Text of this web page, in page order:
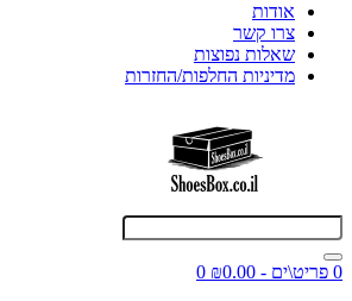
אודות
צרו קשר
שאלות נפוצות
מדיניות החלפות/החזרות
0 פריט\ים - ₪0.00
0